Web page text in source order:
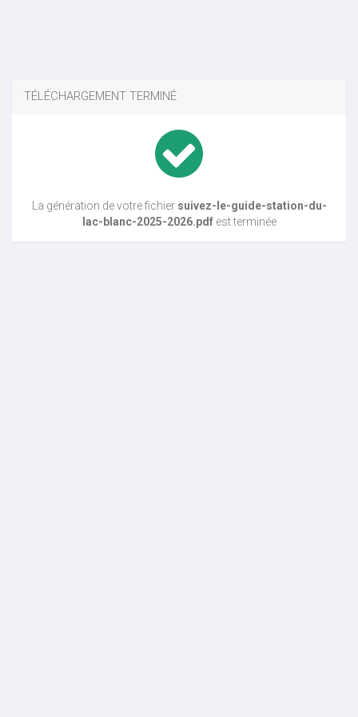
TÉLÉCHARGEMENT TERMINÉ
La génération de votre fichier suivez-le-guide-station-du-
lac-blanc-2025-2026.pdfest terminée